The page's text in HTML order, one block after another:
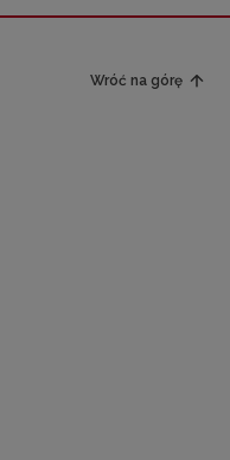
Wróć na górę